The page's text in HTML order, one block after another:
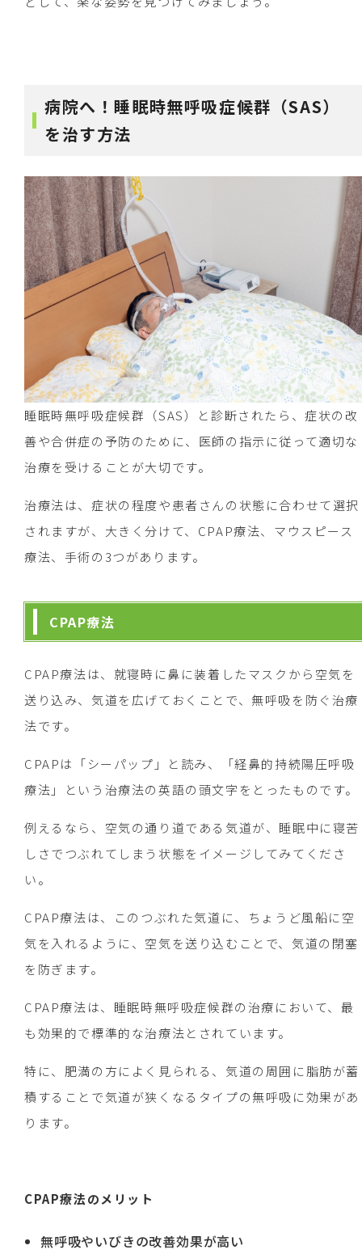
病院へ！睡眠時無呼吸症候群（SAS）
を治す方法
睡眠時無呼吸症候群（SAS）と診断されたら、症状の改
善や合併症の予防のために、医師の指示に従って適切な
治療を受けることが大切です。
治療法は、症状の程度や患者さんの状態に合わせて選択
されますが、大きく分けて、CPAP療法、マウスピース
療法、手術の3つがあります。
CPAP療法
CPAP療法は、就寝時に鼻に装着したマスクから空気を
送り込み、気道を広げておくことで、無呼吸を防ぐ治療
法です。
CPAPは「シーパップ」と読み、「経鼻的持続陽圧呼吸
療法」という治療法の英語の頭文字をとったものです。
例えるなら、空気の通り道である気道が、睡眠中に寝苦
しさでつぶれてしまう状態をイメージしてみてくださ
い。
CPAP療法は、このつぶれた気道に、ちょうど風船に空
気を入れるように、空気を送り込むことで、気道の閉塞
を防ぎます。
CPAP療法は、睡眠時無呼吸症候群の治療において、最
も効果的で標準的な治療法とされています。
特に、肥満の方によく見られる、気道の周囲に脂肪が蓄
積することで気道が狭くなるタイプの無呼吸に効果があ
ります。
CPAP療法のメリット
無呼吸やいびきの改善効果が高い